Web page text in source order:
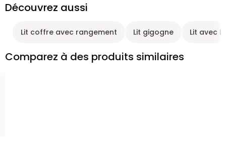
Découvrez aussi
Lit coffre avec rangement Lit gigogne Lit avec
Comparez à des produits similaires